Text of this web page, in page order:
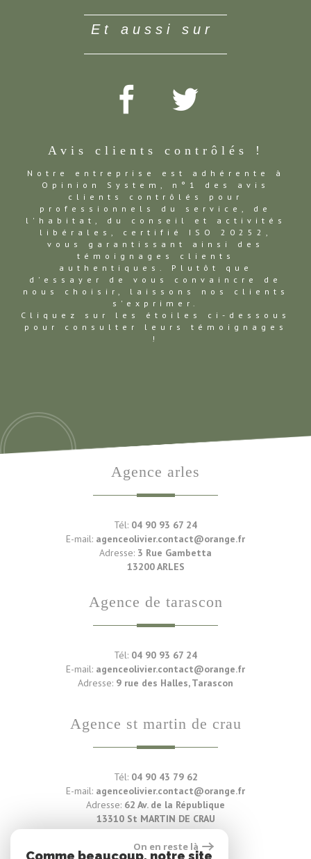
et aussi sur
Avis clients contrôlés !
Notre entreprise est adhérente à
Opinion System, n°1 des avis
clients contrôlés pour
professionnels du service, de
l'habitat, du conseil et activités
libérales, certifié ISO 20252,
vous garantissant ainsi des
témoignages clients
authentiques. Plutôt que
d'essayer de vous convaincre de
nous choisir, laissons nos clients
s'exprimer.
Cliquez sur les étoiles ci-dessous
pour consulter leurs témoignages
!
agence arles
Tél: 04 90 93 67 24
E-mail: agenceolivier.contact@orange.fr
Adresse: 3 Rue Gambetta
13200 ARLES
agence de tarascon
Tél: 04 90 93 67 24
E-mail: agenceolivier.contact@orange.fr
Adresse: 9 rue des Halles, Tarascon
agence st martin de crau
Tél: 04 90 43 79 62
E-mail: agenceolivier.contact@orange.fr
Adresse: 62 Av. de la République
13310 St MARTIN DE CRAU
Voir nos avis clients
On en reste là
Comme beaucoup, notre site